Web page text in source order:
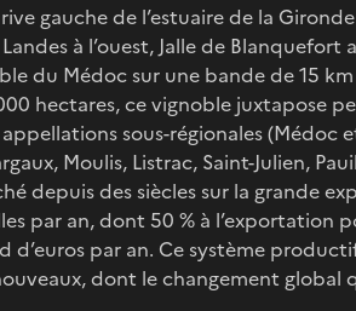
gauche de l’estuaire de la
à l’ouest, Jalle de
du Médoc sur une bande de 15
hectares, ce vignoble juxtapose
sous-régionales (Médoc
Moulis, Listrac, Saint-Julien,
depuis des siècles sur la grande
par an, dont 50 % à l’exportation
d’euros par an. Ce système
dont le changement global